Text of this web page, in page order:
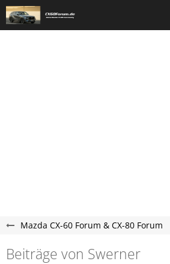
Mazda CX-60 Forum & CX-80 Forum
Beiträge von Swerner